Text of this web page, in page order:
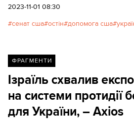
2023-11-01 08:30
сенат сша остін допомога сша
ФРАГМЕНТИ
Ізраїль схвалив
на системи протидії
для України, – Axios